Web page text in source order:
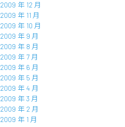
2009 年 12 月
2009 年 11 月
2009 年 10 月
2009 年 9 月
2009 年 8 月
2009 年 7 月
2009 年 6 月
2009 年 5 月
2009 年 4 月
2009 年 3 月
2009 年 2 月
2009 年 1 月